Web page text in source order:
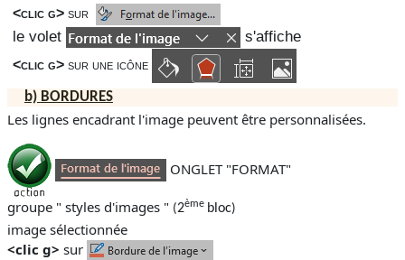
<clic g> sur
le volet s'affiche
<clic g>sur une icône
b) BORDURES
Les lignes encadrant l'image peuvent être personnalisées.
ONGLET "FORMAT"
groupe " styles d'images " (2ème bloc)
image sélectionnée
<clic g> sur